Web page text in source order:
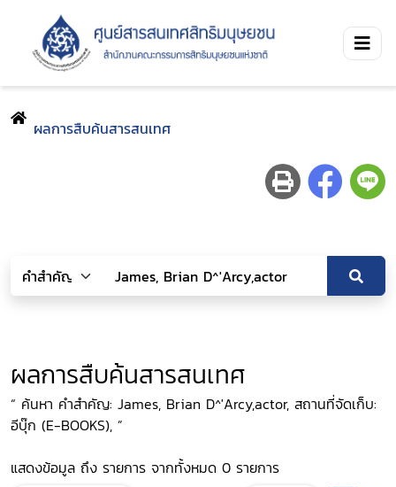
ผลการสืบค้นสารสนเทศ
ผลการสืบค้นสารสนเทศ
“ ค้นหา คำสำคัญ: James, Brian D^'Arcy,actor, สถานที่จัดเก็บ:
อีบุ๊ก (E-BOOKS), ”
แสดงข้อมูล ถึง รายการ จากทั้งหมด 0 รายการ